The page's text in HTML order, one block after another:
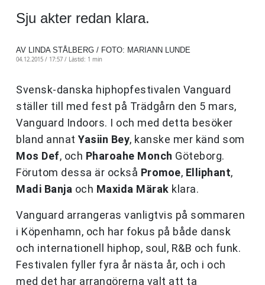
Sju akter redan klara.
AV LINDA STÅLBERG / FOTO: MARIANN LUNDE
04.12.2015 / 17:57 / Lästid: 1 min
Svensk-danska hiphopfestivalen Vanguard
ställer till med fest på Trädgårn den 5 mars,
Vanguard Indoors. I och med detta besöker
bland annat Yasiin Bey, kanske mer känd som
Mos Def, och Pharoahe Monch Göteborg.
Förutom dessa är också Promoe, Elliphant,
Madi Banja och Maxida Märak klara.
Vanguard arrangeras vanligtvis på sommaren
i Köpenhamn, och har fokus på både dansk
och internationell hiphop, soul, R&B och funk.
Festivalen fyller fyra år nästa år, och i och
med det har arrangörerna valt att ta